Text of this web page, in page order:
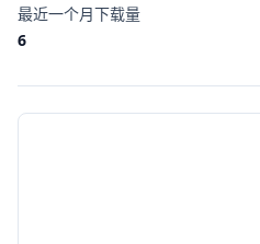
最近一个月下载量
6